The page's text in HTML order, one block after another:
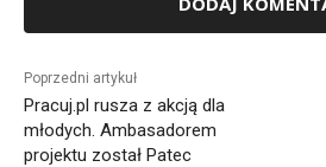
Poprzedni artykuł
Pracuj.pl rusza z akcją dla
młodych. Ambasadorem
projektu został Patec